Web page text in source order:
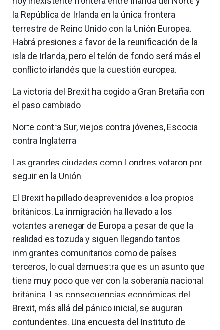
la República de Irlanda en la única frontera
terrestre de Reino Unido con la Unión Europea.
Habrá presiones a favor de la reunificación de la
isla de Irlanda, pero el telón de fondo será más el
conflicto irlandés que la cuestión europea.
La victoria del Brexit ha cogido a Gran Bretaña con
el paso cambiado
Norte contra Sur, viejos contra jóvenes, Escocia
contra Inglaterra
Las grandes ciudades como Londres votaron por
seguir en la Unión
El Brexit ha pillado desprevenidos a los propios
británicos. La inmigración ha llevado a los
votantes a renegar de Europa a pesar de que la
realidad es tozuda y siguen llegando tantos
inmigrantes comunitarios como de países
terceros, lo cual demuestra que es un asunto que
tiene muy poco que ver con la soberanía nacional
británica. Las consecuencias económicas del
Brexit, más allá del pánico inicial, se auguran
contundentes. Una encuesta del Instituto de